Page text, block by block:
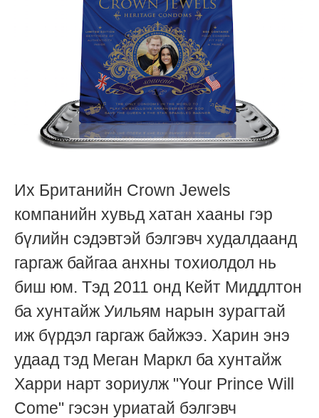
Их Британийн Crown Jewels
компанийн хувьд хатан хааны гэр
бүлийн сэдэвтэй бэлгэвч худалдаанд
гаргаж байгаа анхны тохиолдол нь
биш юм. Тэд 2011 онд Кейт Миддлтон
ба хунтайж Уильям нарын зурагтай
иж бүрдэл гаргаж байжээ. Харин энэ
удаад тэд Меган Маркл ба хунтайж
Харри нарт зориулж "Your Prince Will
Come" гэсэн уриатай бэлгэвч